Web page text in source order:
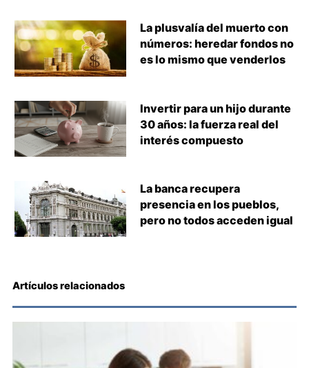
La plusvalía del muerto con
números: heredar fondos no
es lo mismo que venderlos
Invertir para un hijo durante
30 años: la fuerza real del
interés compuesto
La banca recupera
presencia en los pueblos,
pero no todos acceden igual
Artículos relacionados